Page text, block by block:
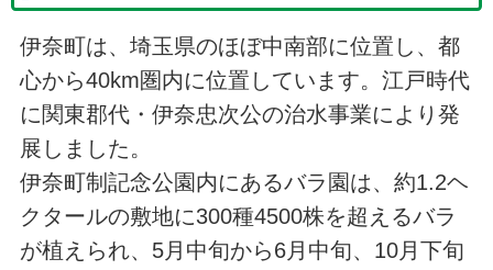
伊奈町は、埼玉県のほぼ中南部に位置し、都
心から40km圏内に位置しています。江戸時代
に関東郡代・伊奈忠次公の治水事業により発
展しました。
伊奈町制記念公園内にあるバラ園は、約1.2ヘ
クタールの敷地に300種4500株を超えるバラ
が植えられ、5月中旬から6月中旬、10月下旬